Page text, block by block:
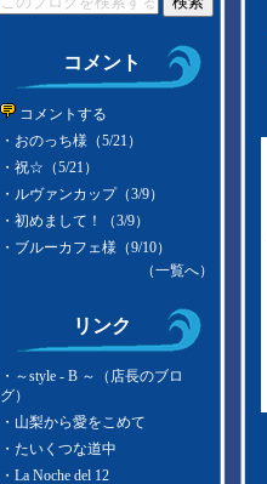
コメント
コメントする
・ おのっち様（5/21）
・祝☆（5/21）
・ ルヴァンカップ（3/9）
・初めまして！（3/9）
・ ブルーカフェ様（9/10）
（一覧へ）
リンク
・ ～style - B ～（店長のブロ
グ）
・ 山梨から愛をこめて
・たいくつな道中
・La Noche del 12